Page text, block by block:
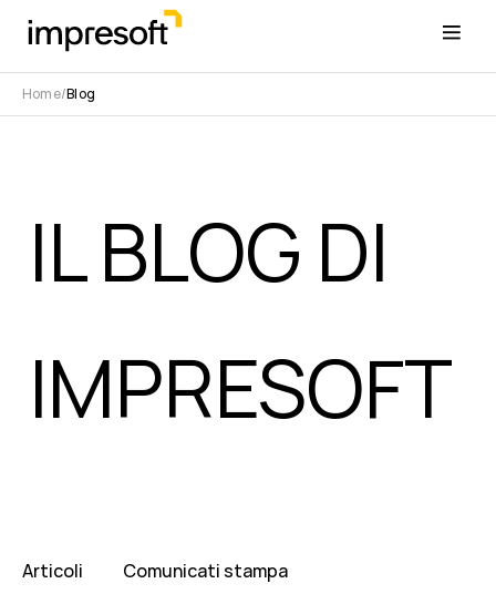
Home Blog
IL BLOG DI
IMPRESOFT
Articoli Comunicati stampa